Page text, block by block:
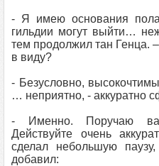
- Я имею основания
гильдии могут выйти…
тем продолжил тан Генца.
в виду?
- Безусловно,
… неприятно, - аккуратно
- Именно. Поручаю
Действуйте очень
сделал небольшую
добавил: